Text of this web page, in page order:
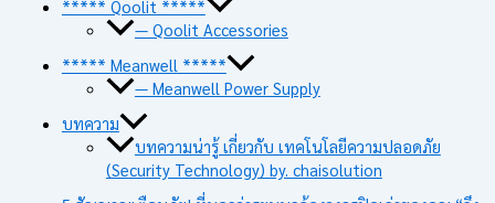
***** Qoolit *****
— Qoolit Accessories
***** Meanwell *****
— Meanwell Power Supply
บทความ
บทความน่ารู้ เกี่ยวกับ เทคโนโลยีความปลอดภัย
(Security Technology) by. chaisolution